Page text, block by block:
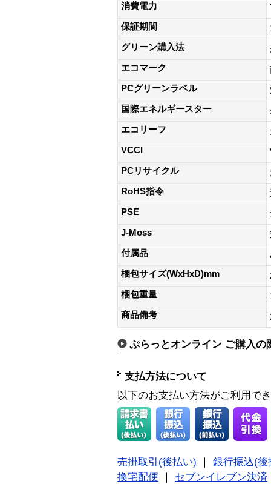
消費電力
保証期間
グリーン購入法
エコマーク
PCグリーンラベル
国際エネルギースター
エコリーフ
VCCI
PCリサイクル
RoHS指令
PSE
J-Moss
付属品
梱包サイズ(WxHxD)mm
梱包重量
商品備考
ぷらっとオンライン ご購入の
支払方法について
以下のお支払い方法がご利用で
売掛取引(後払い)
銀行振込(後
換宅配便
セブンイレブン決済